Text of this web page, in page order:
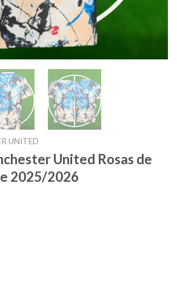
UNITED
United Rosas de
2025/2026